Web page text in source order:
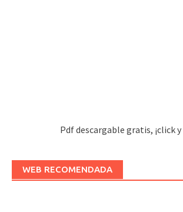
Pdf descargable gratis, ¡click
WEB RECOMENDADA